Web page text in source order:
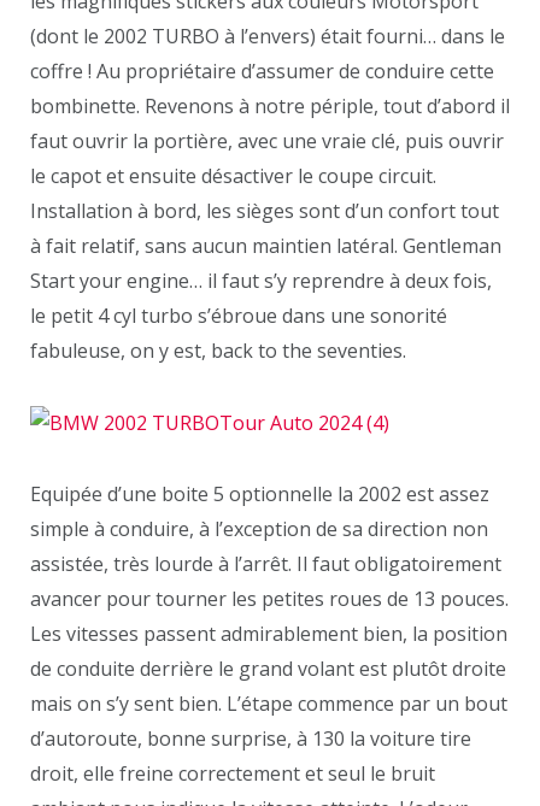
(dont le 2002 TURBO à l’envers) était fourni… dans le
coffre ! Au propriétaire d’assumer de conduire cette
bombinette. Revenons à notre périple, tout d’abord il
faut ouvrir la portière, avec une vraie clé, puis ouvrir
le capot et ensuite désactiver le coupe circuit.
Installation à bord, les sièges sont d’un confort tout
à fait relatif, sans aucun maintien latéral. Gentleman
Start your engine… il faut s’y reprendre à deux fois,
le petit 4 cyl turbo s’ébroue dans une sonorité
fabuleuse, on y est, back to the seventies.
Equipée d’une boite 5 optionnelle la 2002 est assez
simple à conduire, à l’exception de sa direction non
assistée, très lourde à l’arrêt. Il faut obligatoirement
avancer pour tourner les petites roues de 13 pouces.
Les vitesses passent admirablement bien, la position
de conduite derrière le grand volant est plutôt droite
mais on s’y sent bien. L’étape commence par un bout
d’autoroute, bonne surprise, à 130 la voiture tire
droit, elle freine correctement et seul le bruit